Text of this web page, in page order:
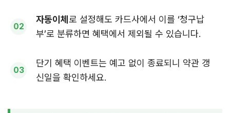
자동이체로 설정해도 카드사에서 이를 ‘청구납
부’로 분류하면 혜택에서 제외될 수 있습니다.
단기 혜택 이벤트는 예고 없이 종료되니 약관 갱
신일을 확인하세요.